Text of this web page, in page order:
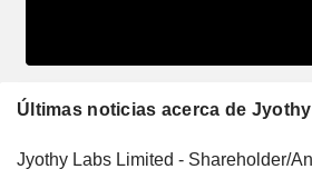
Últimas noticias acerca de
Jyothy Labs Limited - Shareholder/